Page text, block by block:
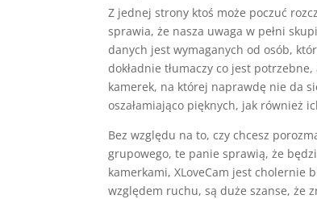
Z jednej strony ktoś może poczuć
sprawia, że nasza uwaga w pełni
danych jest wymaganych od osób,
dokładnie tłumaczy co jest
kamerek, na której naprawdę nie da
oszałamiająco pięknych, jak również
Bez względu na to, czy chcesz
grupowego, te panie sprawią, że
kamerkami, XLoveCam jest cholernie
względem ruchu, są duże szanse, że